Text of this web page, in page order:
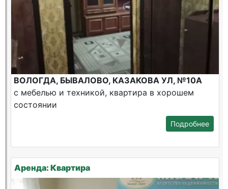
ВОЛОГДА, БЫВАЛОВО, КАЗАКОВА УЛ, №10А
с мебелью и техникой, квартира в хорошем
состоянии
Подробнее
Аренда: Квартира